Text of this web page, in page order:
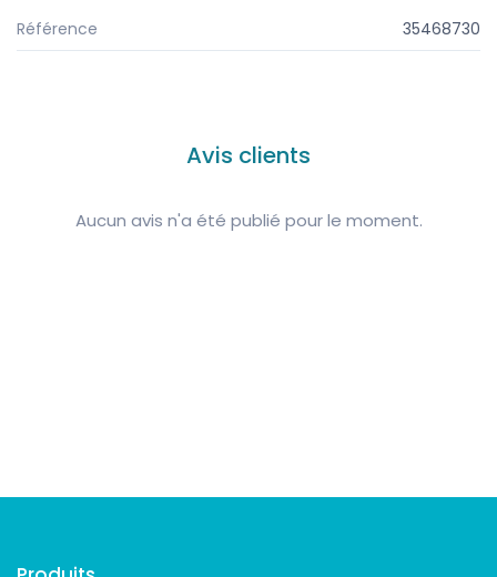
Référence 35468730
Avis clients
Aucun avis n'a été publié pour le moment.